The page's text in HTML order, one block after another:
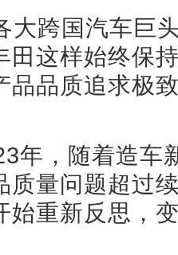
大跨国汽车巨
田这样始终保
品品质追求极
年，随着造车
质量问题超过
始重新反思，